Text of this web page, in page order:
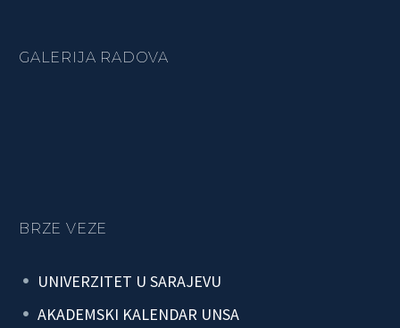
GALERIJA RADOVA
BRZE VEZE
UNIVERZITET U SARAJEVU
AKADEMSKI KALENDAR UNSA